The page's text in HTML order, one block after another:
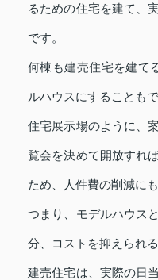
るための住宅を建て、
です。
何棟も建売住宅を建て
ルハウスにすることもで
住宅展示場のように、
覧会を決めて開放すれ
ため、人件費の削減にも
つまり、モデルハウス
分、コストを抑えられる
建売住宅は、実際の日